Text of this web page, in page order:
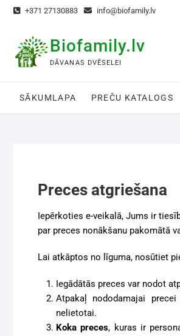
+371 27130883 info@biofamily.lv
Biofamily.lv
DĀVANAS DVĒSELEI
SĀKUMLAPA PREČU KATALOGS
Preces atgriešana
Iepērkoties e-veikalā, Jums ir
par preces nonākšanu pakomātā
Lai atkāptos no līguma, nosūtiet
Iegādātās preces var nodot
Atpakaļ nododamajai
nelietotai.
Koka preces, kuras ir